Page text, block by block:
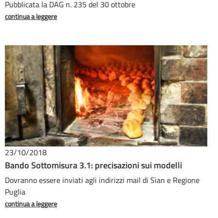
Pubblicata la DAG n. 235 del 30 ottobre
continua a leggere
23/10/2018
Bando Sottomisura 3.1: precisazioni sui modelli
Dovranno essere inviati agli indirizzi mail di Sian e Regione
Puglia
continua a leggere